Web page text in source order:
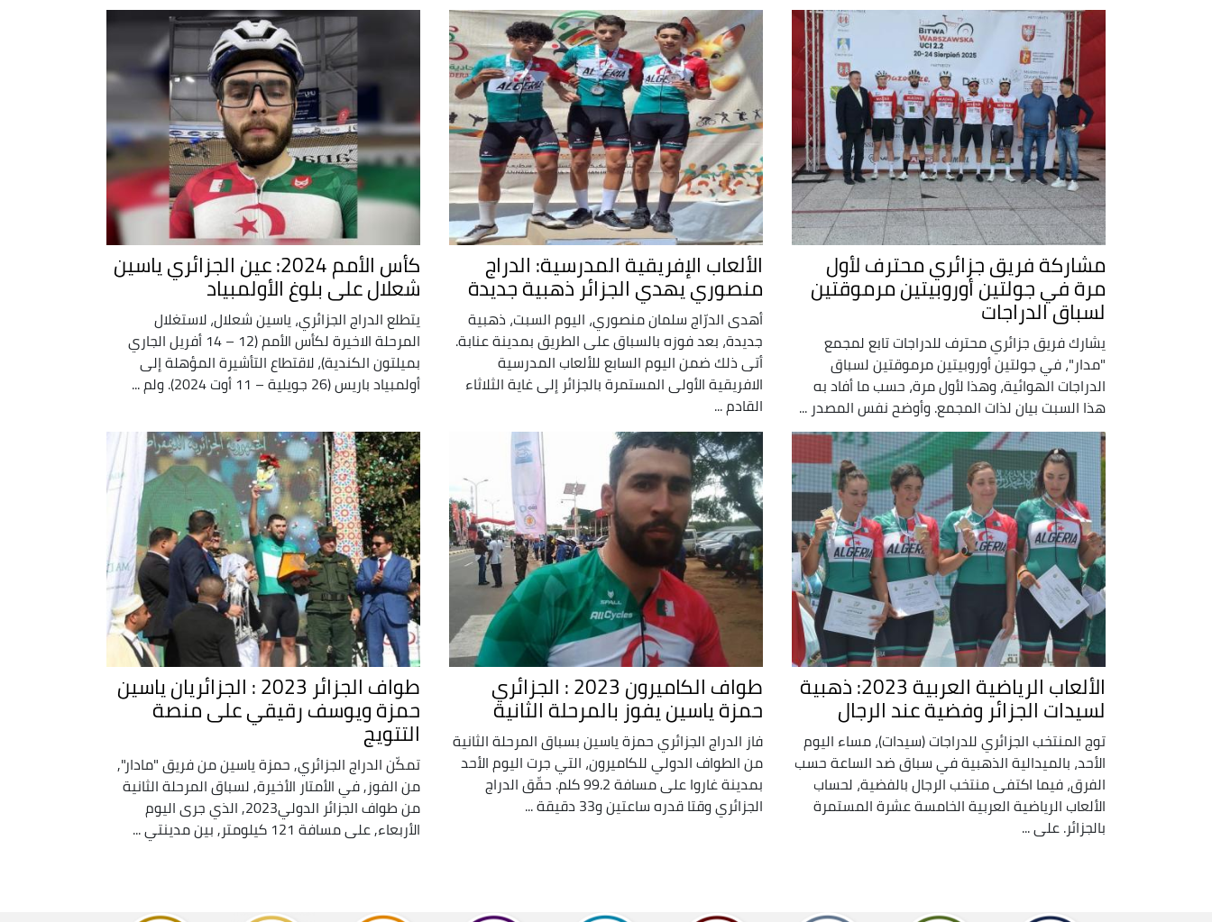
مشاركة فريق جزائري محترف لأول
مرة في جولتين أوروبيتين مرموقتين
لسباق الدراجات
يشارك فريق جزائري محترف للدراجات تابع لمجمع
"مدار"، في جولتين أوروبيتين مرموقتين لسباق
الدراجات الهوائية، وهذا لأول مرة، حسب ما أفاد به
هذا السبت بيان لذات المجمع. وأوضح نفس المصدر ...
الألعاب الإفريقية المدرسية: الدراج
منصوري يهدي الجزائر ذهبية جديدة
أهدى الدرّاج سلمان منصوري، اليوم السبت، ذهبية
جديدة، بعد فوزه بالسباق على الطريق بمدينة عنابة.
أتى ذلك ضمن اليوم السابع للألعاب المدرسية
الافريقية الأولى المستمرة بالجزائر إلى غاية الثلاثاء
القادم ...
كأس الأمم 2024: عين الجزائري ياسين
شعلال على بلوغ الأولمبياد
يتطلع الدراج الجزائري، ياسين شعلال، لاستغلال
المرحلة الاخيرة لكأس الأمم (12 – 14 أفريل الجاري
بميلتون الكندية)، لاقتطاع التأشيرة المؤهلة إلى
أولمبياد باريس (26 جويلية – 11 أوت 2024). ولم ...
الألعاب الرياضية العربية 2023: ذهبية
لسيدات الجزائر وفضية عند الرجال
توج المنتخب الجزائري للدراجات (سيدات)، مساء اليوم
الأحد، بالميدالية الذهبية في سباق ضد الساعة حسب
الفرق، فيما اكتفى منتخب الرجال بالفضية، لحساب
الألعاب الرياضية العربية الخامسة عشرة المستمرة
بالجزائر. على ...
طواف الكاميرون 2023 : الجزائري
حمزة ياسين يفوز بالمرحلة الثانية
فاز الدراج الجزائري حمزة ياسين بسباق المرحلة الثانية
من الطواف الدولي للكاميرون، التي جرت اليوم الأحد
بمدينة غاروا على مسافة 99.2 كلم. حقّق الدراج
الجزائري وقتا قدره ساعتين و33 دقيقة ...
طواف الجزائر 2023 : الجزائريان ياسين
حمزة ويوسف رقيقي على منصة
التتويج
تمكّن الدراج الجزائري, حمزة ياسين من فريق "مادار",
من الفوز, في الأمتار الأخيرة, لسباق المرحلة الثانية
من طواف الجزائر الدولي2023, الذي جرى اليوم
الأربعاء, على مسافة 121 كيلومتر, بين مدينتي ...